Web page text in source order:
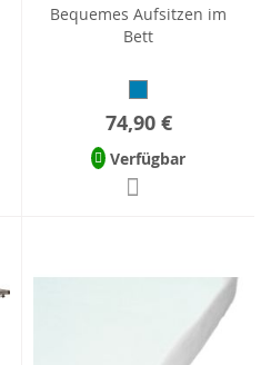
Bequemes Aufsitzen im
Bett
74,90 €
Verfügbar